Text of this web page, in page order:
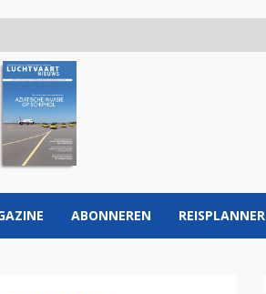
ABONNEREN REISPLANNER